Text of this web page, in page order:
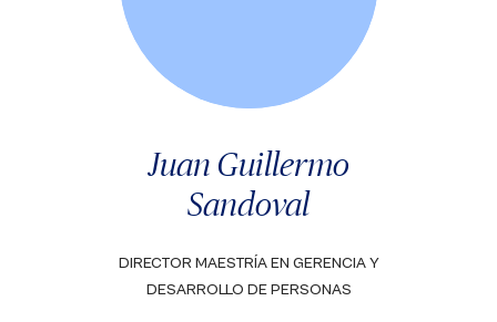
Juan Guillermo
Sandoval
DIRECTOR MAESTRÍA EN GERENCIA Y
DESARROLLO DE PERSONAS